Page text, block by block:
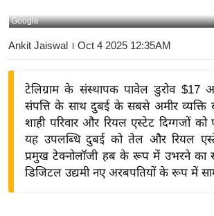
य
ज़
Google
Ankit Jaiswal । Oct 4 2025 12:35AM
टेलिग्राम के संस्थापक पावेल डुरोव
संपत्ति के साथ दुबई के सबसे अमीर व्यक्ति
शाही परिवार और रियल एस्टेट दिग्गजों को
यह उपलब्धि दुबई को तेल और रियल
प्रमुख टेक्नोलॉजी हब के रूप में उभरने का
डिजिटल उद्यमी नए अरबपतियों के रूप में